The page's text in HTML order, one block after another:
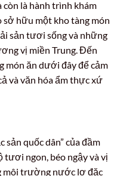
còn là hành trình khám
sở hữu một kho tàng món
sản tươi sống và những
vị miền Trung. Đến
món ăn dưới đây để cảm
và văn hóa ẩm thực xứ
sản quốc dân” của đầm
tươi ngon, béo ngậy và vị
môi trường nước lợ đặc